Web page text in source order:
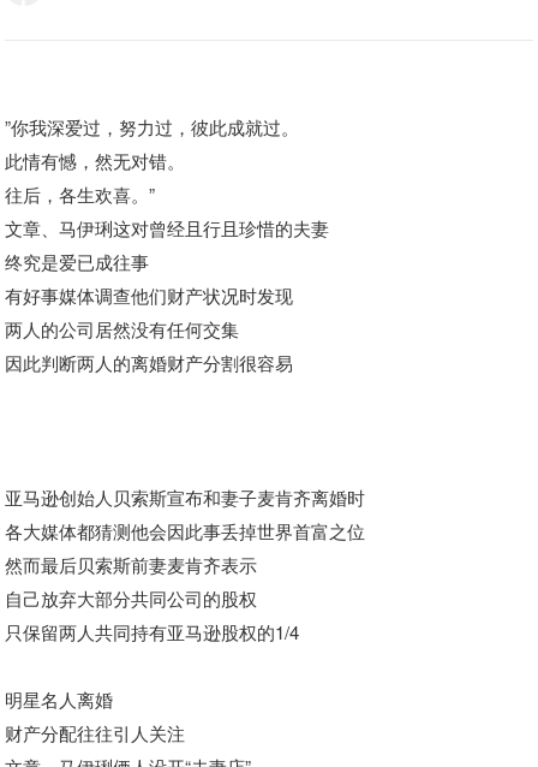
”你我深爱过，努力过，彼此成就过。
此情有憾，然无对错。
往后，各生欢喜。”
文章、马伊琍这对曾经且行且珍惜的夫妻
终究是爱已成往事
有好事媒体调查他们财产状况时发现
两人的公司居然没有任何交集
因此判断两人的离婚财产分割很容易
亚马逊创始人贝索斯宣布和妻子麦肯齐离婚时
各大媒体都猜测他会因此事丢掉世界首富之位
然而最后贝索斯前妻麦肯齐表示
自己放弃大部分共同公司的股权
只保留两人共同持有亚马逊股权的1/4
明星名人离婚
财产分配往往引人关注